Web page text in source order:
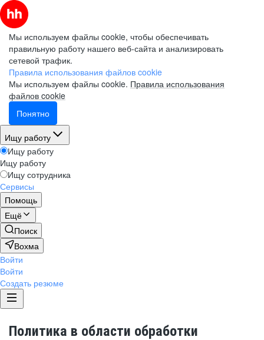
Мы используем файлы cookie, чтобы обеспечивать
правильную работу нашего веб-сайта и анализировать
сетевой трафик.
Правила использования файлов cookie
Мы используем файлы cookie. Правила использования
файлов cookie
Понятно
Ищу работу
Ищу работу
Ищу работу
Ищу сотрудника
Сервисы
Помощь
Ещё
Поиск
Вохма
Войти
Войти
Создать резюме
Политика в области обработки